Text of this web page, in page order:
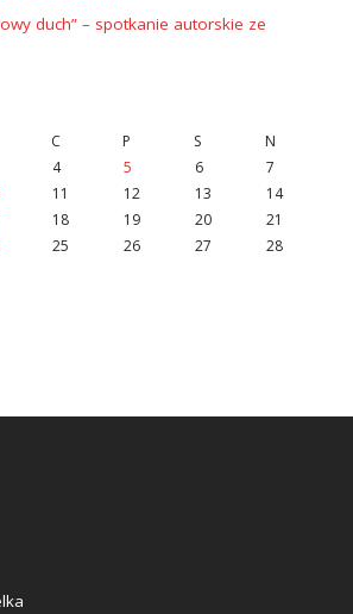
duch” – spotkanie autorskie ze
C P S
N
4 5 6
7
11 12 13
14
18 19 20
21
25 26 27
28